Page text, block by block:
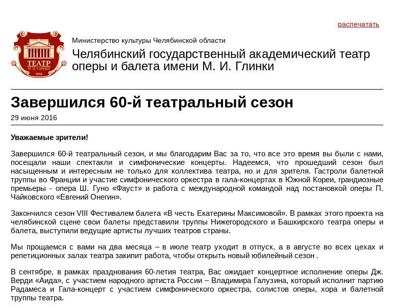
Министерство культуры Челябинской области
Челябинский государственный академический театр
оперы и балета имени М. И. Глинки
распечатать
Завершился 60-й театральный сезон
29 июня 2016
Уважаемые зрители!
Завершился 60-й театральный сезон, и мы благодарим Вас за то, что все это время вы были с нами,
посещали наши спектакли и симфонические концерты. Надеемся, что прошедший сезон был
насыщенным и интересным не только для коллектива театра, но и для зрителя. Гастроли балетной
труппы во Франции и участие симфонического оркестра в гала-концертах в Южной Кореи, грандиозные
премьеры - опера Ш. Гуно «Фауст» и работа с международной командой над постановкой оперы П.
Чайковского «Евгений Онегин».
Закончился сезон VIII Фестивалем балета «В честь Екатерины Максимовой». В рамках этого проекта на
челябинской сцене свои балеты представили труппы Нижегородского и Башкирского театра оперы и
балета, выступили ведущие артисты лучших театров страны.
Мы прощаемся с вами на два месяца – в июле театр уходит в отпуск, а в августе во всех цехах и
репетиционных залах театра закипит работа, чтобы открыть новый юбилейный сезон .
В сентябре, в рамках празднования 60-летия театра, Вас ожидает концертное исполнение оперы Дж.
Верди «Аида», с участием народного артиста России – Владимира Галузина, который исполнит партию
Радамеса и Гала-концерт с участием симфонического оркестра, солистов оперы, хора и балетной
труппы театра.